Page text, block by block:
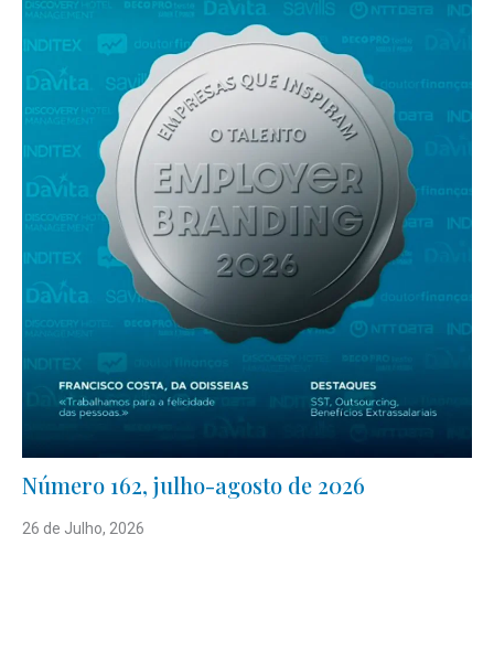
Número 162, julho-agosto de 2026
26 de Julho, 2026